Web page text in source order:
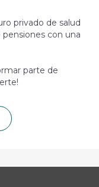
privado de salud
con una
parte de